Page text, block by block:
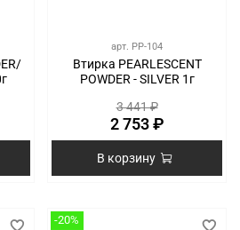
арт. PP-104
Втирка PEARLESCENT
POWDER - SILVER 1г
3 441 ₽
2 753 ₽
В корзину
-20%